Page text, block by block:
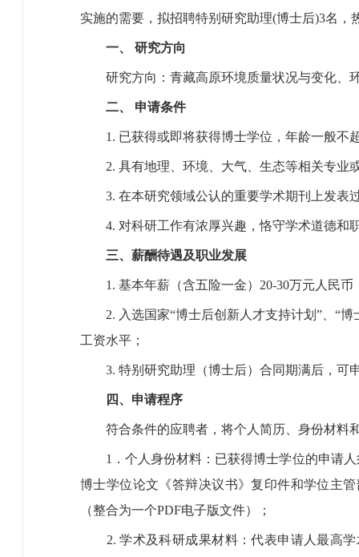
实施的需要，拟招聘特别研究助理(博士后)3名，
一、 研究方向
研究方向：青藏高原环境质量状况与变化、
二、 申请条件
1. 已获得或即将获得博士学位， 年龄一般不
2. 具有地理、环境、大气、生态等相关专业
3. 在本研究领域公认的重要学术期刊上发表
4. 对科研工作有浓厚兴趣，恪守学术道德和
三、薪酬待遇及职业发展
1. 基本年薪（含五险一金） 20-30万元人民币
2. 入选国家“博士后创新人才支持计划”、“
工资水平；
3. 特别研究助理（博士后）合同期满后，可
四、申请程序
符合条件的应聘者，将个人简历、身份材料
1 ．个人身份材料：已获得博士学位的申请
博士学位论文《答辩决议书》复印件和学位主
（整合为一个PDF电子版文件）；
2.学术及科研成果材料：代表申请人最高